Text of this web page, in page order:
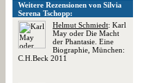
Weitere Rezensionen von Silvia
Serena Tschopp:
Helmut Schmiedt: Karl
May oder Die Macht
der Phantasie. Eine
Biographie, München:
C.H.Beck 2011